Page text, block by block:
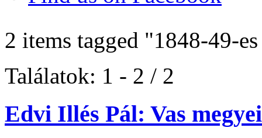
2 items tagged "1848-49-
Találatok: 1 - 2 / 2
Edvi Illés Pál: Vas